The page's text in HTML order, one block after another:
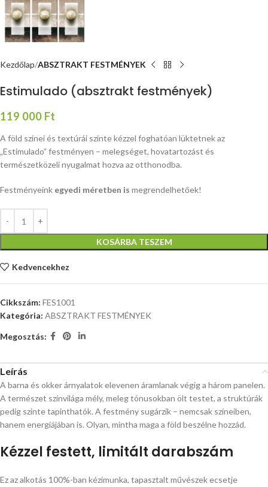
Kezdőlap ABSZTRAKT FESTMÉNYEK
Estimulado (absztrakt festmények)
119 000 Ft
A föld színei és textúrái szinte kézzel foghatóan lüktetnek az
„Estimulado” festményen – melegséget, hovatartozást és
természetközeli nyugalmat hozva az otthonodba.
Festményeink egyedi méretben is megrendelhetőek!
KOSÁRBA TESZEM
Kedvencekhez
Cikkszám: FES1001
Kategória: ABSZTRAKT FESTMÉNYEK
Megosztás:
Leírás
A barna és okker árnyalatok elevenen áramlanak végig a három panelen.
A természet színvilága mély, meleg tónusokban ölt testet, a struktúrák
pedig szinte tapinthatók. A festmény sugárzik – nemcsak színeiben,
hanem energiájában is. Olyan, mintha maga a föld beszélne hozzád.
Kézzel festett, limitált darabszám
Ez az alkotás 100%-ban kézimunka, tapasztalt művészek ecsetje